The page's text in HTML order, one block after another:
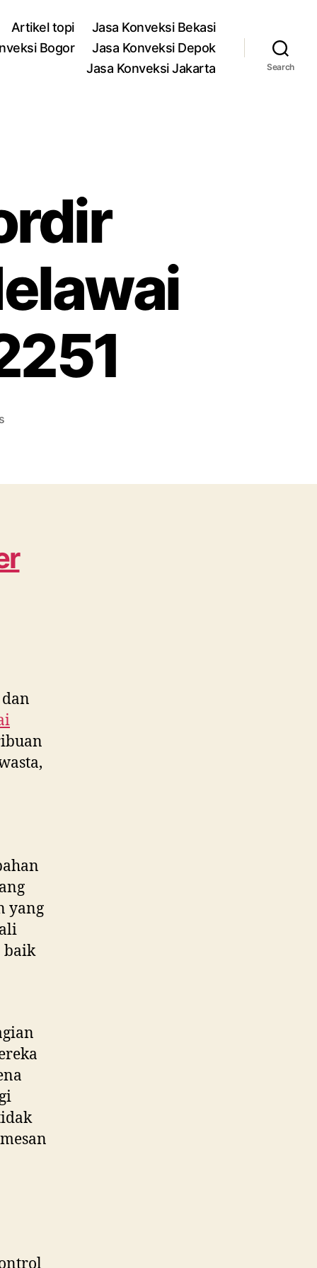
Artikel topi
Jasa Konveksi Bekasi
Bogor
Jasa Konveksi Depok
Jasa Konveksi Jakarta
Search
on
Komputer
0812
8969
yang
baik